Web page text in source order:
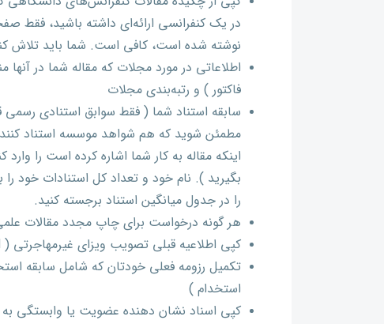
در یک کنفرانسی ارائه‌ای داشته باشید، فقط
نوشته شده است، کافی است. شما باید تلاش
اطلاعاتی در مورد مجلات که مقاله شما در
فاکتور ) و رتبه‌بندی مجلات
سابقه استناد شما ( فقط سوابق استنادی رسمی
مطمئن شوید که هم شواهد موسسه استناد
اینکه مقاله به کار شما اشاره کرده است را
بگیرید ). نام خود و تعداد کل استنادات خود
را در جدول میانگین استناد برجسته کنید.
هر گونه درخواست برای چاپ مجدد مقالات
کپی اطلاعیه قبلی تصویب ویزای غیرمهاجرتی ( O, J, L, F, H )
استخدام )
کپی اسناد نشان دهنده عضویت یا وابستگی